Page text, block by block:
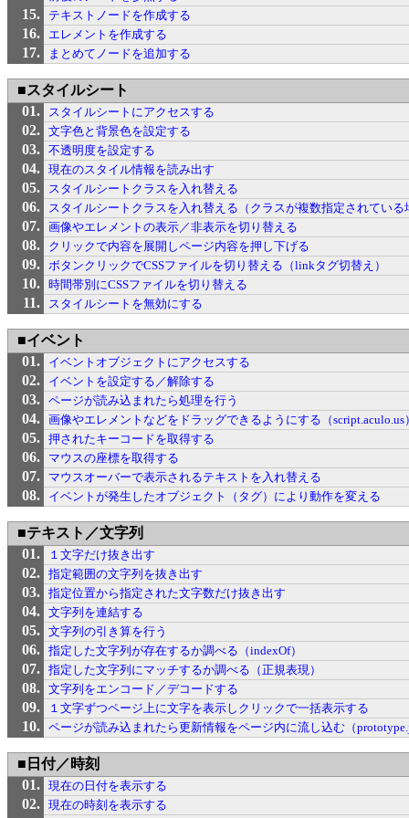
テキストノードを作成する
エレメントを作成する
まとめてノードを追加する
■スタイルシート
スタイルシートにアクセスする
文字色と背景色を設定する
不透明度を設定する
現在のスタイル情報を読み出す
スタイルシートクラスを入れ替える
スタイルシートクラスを入れ替える（クラスが複数指定されている
画像やエレメントの表示／非表示を切り替える
クリックで内容を展開しページ内容を押し下げる
ボタンクリックでCSSファイルを切り替える（linkタグ切替え）
時間帯別にCSSファイルを切り替える
スタイルシートを無効にする
■イベント
イベントオブジェクトにアクセスする
イベントを設定する／解除する
ページが読み込まれたら処理を行う
画像やエレメントなどをドラッグできるようにする（script.aculo.us
押されたキーコードを取得する
マウスの座標を取得する
マウスオーバーで表示されるテキストを入れ替える
イベントが発生したオブジェクト（タグ）により動作を変える
■テキスト／文字列
１文字だけ抜き出す
指定範囲の文字列を抜き出す
指定位置から指定された文字数だけ抜き出す
文字列を連結する
文字列の引き算を行う
指定した文字列が存在するか調べる（indexOf）
指定した文字列にマッチするか調べる（正規表現）
文字列をエンコード／デコードする
１文字ずつページ上に文字を表示しクリックで一括表示する
ページが読み込まれたら更新情報をページ内に流し込む（
■日付／時刻
現在の日付を表示する
現在の時刻を表示する